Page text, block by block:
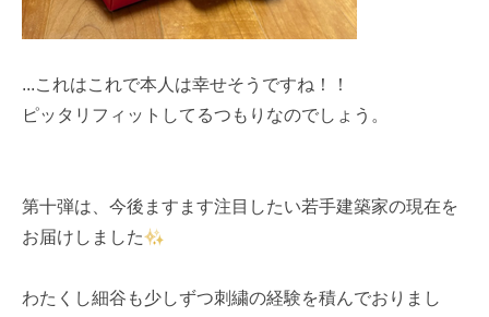
...これはこれで本人は幸せそうですね！！
ピッタリフィットしてるつもりなのでしょう。
第十弾は、今後ますます注目したい若手建築家の現在を
お届けしました
わたくし細谷も少しずつ刺繍の経験を積んでおりまし